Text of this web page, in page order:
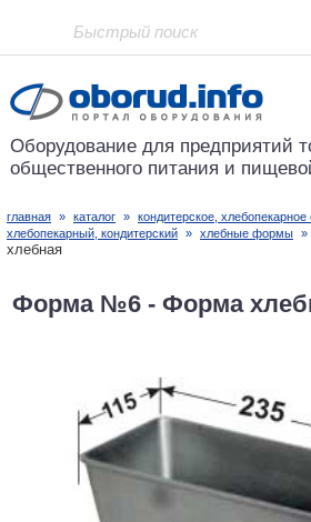
Проект основан в 2001 году
Оборудование для предприятий
общественного питания и
главная » каталог » кондитерское,
хлебопекарный, кондитерский » хлебные формы »
хлебная
Форма №6 - Форма